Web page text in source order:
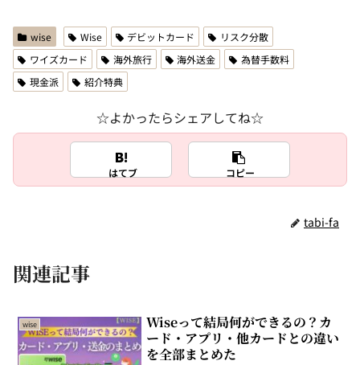
wise Wise デビットカード
リスク分散
ワイズカード
海外旅行 海外送金
為替手数料
現金派
紹介特典
☆よかったらシェアしてね☆
はてブ コピー
tabi-fa
関連記事
wise
Wiseって結局何ができるの？カ
ード・アプリ・他カードとの違い
を全部まとめた